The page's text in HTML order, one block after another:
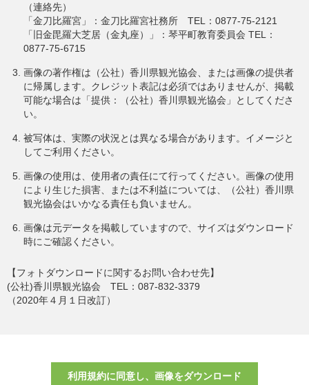
（連絡先）
「金刀比羅宮」：金刀比羅宮社務所 TEL：0877-75-2121
「旧金毘羅大芝居（金丸座）」：琴平町教育委員会 TEL：
0877-75-6715
画像の著作権は（公社）香川県観光協会、または画像の提供者
に帰属します。クレジット表記は必須ではありませんが、掲載
可能な場合は「提供：（公社）香川県観光協会」としてくださ
い。
被写体は、実際の状況とは異なる場合があります。イメージと
してご利用ください。
画像の使用は、使用者の責任にて行ってください。画像の使用
により生じた損害、または不利益については、（公社）香川県
観光協会はいかなる責任も負いません。
画像は元データを掲載していますので、サイズはダウンロード
時にご確認ください。
【フォトダウンロードに関するお問い合わせ先】
(公社)香川県観光協会 TEL：087-832-3379
（2020年４月１日改訂）
利用規約に同意し、画像をダウンロード